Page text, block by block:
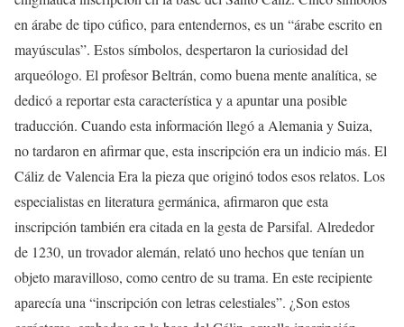
en árabe de tipo cúfico, para entendernos, es un “árabe escrito en
mayúsculas”. Estos símbolos, despertaron la curiosidad del
arqueólogo. El profesor Beltrán, como buena mente analítica, se
dedicó a reportar esta característica y a apuntar una posible
traducción. Cuando esta información llegó a Alemania y Suiza,
no tardaron en afirmar que, esta inscripción era un indicio más. El
Cáliz de Valencia Era la pieza que originó todos esos relatos. Los
especialistas en literatura germánica, afirmaron que esta
inscripción también era citada en la gesta de Parsifal. Alrededor
de 1230, un trovador alemán, relató uno hechos que tenían un
objeto maravilloso, como centro de su trama. En este recipiente
aparecía una “inscripción con letras celestiales”. ¿Son estos